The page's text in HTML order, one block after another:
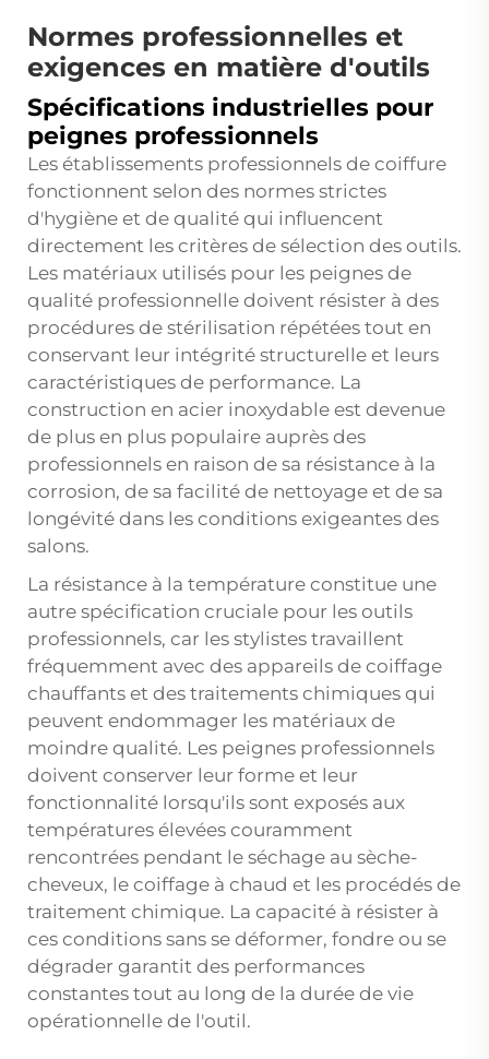
Normes professionnelles et
exigences en matière d'outils
Spécifications industrielles pour
peignes professionnels
Les établissements professionnels de coiffure
fonctionnent selon des normes strictes
d'hygiène et de qualité qui influencent
directement les critères de sélection des outils.
Les matériaux utilisés pour les peignes de
qualité professionnelle doivent résister à des
procédures de stérilisation répétées tout en
conservant leur intégrité structurelle et leurs
caractéristiques de performance. La
construction en acier inoxydable est devenue
de plus en plus populaire auprès des
professionnels en raison de sa résistance à la
corrosion, de sa facilité de nettoyage et de sa
longévité dans les conditions exigeantes des
salons.
La résistance à la température constitue une
autre spécification cruciale pour les outils
professionnels, car les stylistes travaillent
fréquemment avec des appareils de coiffage
chauffants et des traitements chimiques qui
peuvent endommager les matériaux de
moindre qualité. Les peignes professionnels
doivent conserver leur forme et leur
fonctionnalité lorsqu'ils sont exposés aux
températures élevées couramment
rencontrées pendant le séchage au sèche-
cheveux, le coiffage à chaud et les procédés de
traitement chimique. La capacité à résister à
ces conditions sans se déformer, fondre ou se
dégrader garantit des performances
constantes tout au long de la durée de vie
opérationnelle de l'outil.